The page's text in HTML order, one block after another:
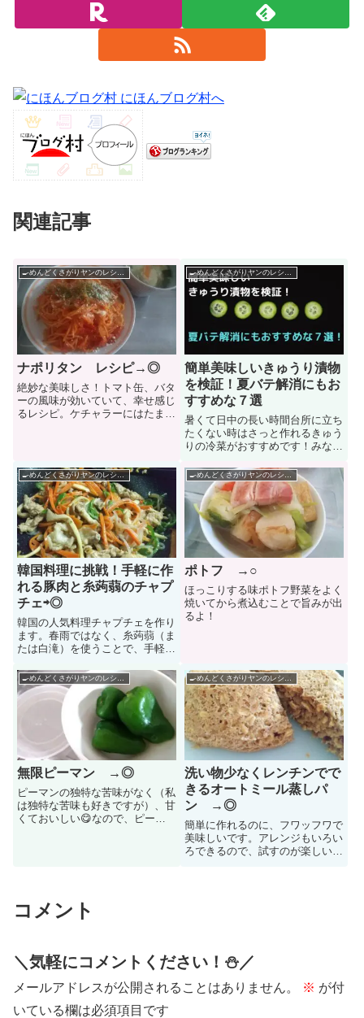
関連記事
🍳めんどくさがりヤンのレシピ帳🌶
ナポリタン レシピ→◎
絶妙な美味しさ！トマト缶、バタ
ーの風味が効いていて、幸せ感じ
るレシピ。ケチャラーにはたまら
🍳めんどくさがりヤンのレシピ帳🌶
簡単美味しいきゅうり漬物
を検証！夏バテ解消にもお
すすめな７選
暑くて日中の長い時間台所に立ち
たくない時はさっと作れるきゅう
りの冷菜がおすすめです！みなさ
ば、何を思い浮かべますか？きゅ
うりですよね^^？ｗきゅうりは低
カロリーだけれど、栄養素は豊富
ですし果物のように加熱せずに
Read more...
🍳めんどくさがりヤンのレシピ帳🌶
韓国料理に挑戦！手軽に作
れる豚肉と糸蒟蒻のチャプ
チェ⇨◎
韓国の人気料理チャプチェを作り
ます。春雨ではなく、糸蒟蒻（ま
たは白滝）を使うことで、手軽に
🍳めんどくさがりヤンのレシピ帳🌶
ポトフ →○
ほっこりする味ポトフ野菜をよく
焼いてから煮込むことで旨みが出
るよ！
無限ピーマン →◎
ピーマンの独特な苦味がなく（私
は独特な苦味も好きですが）、甘
くておいしい😋なので、ピーマ
洗い物少なくレンチンでで
きるオートミール蒸しパ
ン →◎
簡単に作れるのに、フワッフワで
美味しいです。アレンジもいろい
ろできるので、試すのが楽しいで
コメント
＼気軽にコメントください！⛄️／
メールアドレスが公開されることはありません。 ※ が付
いている欄は必須項目です